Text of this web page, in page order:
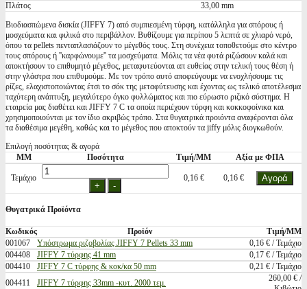
Πλάτος
33,00 mm
Βιοδιασπώμενα δισκία (JIFFY 7) από συμπιεσμένη τύρφη, κατάλληλα για σπόρους ή
μοσχεύματα και φιλικά στο περιβάλλον. Βυθίζουμε για περίπου 5 λεπτά σε χλιαρό νερό,
όπου τα pellets πενταπλασιάζουν το μέγεθός τους. Στη συνέχεια τοποθετούμε στο κέντρο
τους σπόρους ή ''καρφώνουμε'' τα μοσχεύματα. Μόλις τα νέα φυτά ριζώσουν καλά και
αποκτήσουν το επιθυμητό μέγεθος, μεταφυτεύονται απ ευθείας στην τελική τους θέση ή
στην γλάστρα που επιθυμούμε. Με τον τρόπο αυτό αποφεύγουμε να ενοχλήσουμε τις
ρίζες, ελαχιστοποιώντας έτσι το σόκ της μεταφύτευσης και έχοντας ως τελικό αποτέλεσμα
ταχύτερη ανάπτυξη, μεγαλύτερο όγκο φυλλώματος και πιο εύρωστο ριζικό σύστημα. H
εταιρεία μας διαθέτει και JIFFY 7 C τα οποία περιέχουν τύρφη και κοκκοφοίνικα και
χρησιμοποιούνται με τον ίδιο ακριβώς τρόπο. Στα θυγατρικά προιόντα αναφέρονται όλα
τα διαθέσιμα μεγέθη, καθώς και το μέγεθος που αποκτούν τα jiffy μόλις διογκωθούν.
Επιλογή ποσότητας & αγορά
ΜΜ
Ποσότητα Τιμή/ΜΜ Αξία με ΦΠΑ
Τεμάχιο 0,16 € 0,16 €
Θυγατρικά Προϊόντα
Κωδικός Προϊόν
Τιμή/ΜΜ
001067
Υπόστρωμα ριζοβολίας JIFFY 7 Pellets 33 mm
0,16 € / Τεμάχιο
004408
JIFFY 7 τύρφης 41 mm
0,17 € / Τεμάχιο
004410
JIFFY 7 C τύρφης & κοκ/κα 50 mm
0,21 € / Τεμάχιο
004411
JIFFY 7 τύρφης 33mm -κυτ. 2000 τεμ.
260,00 € /